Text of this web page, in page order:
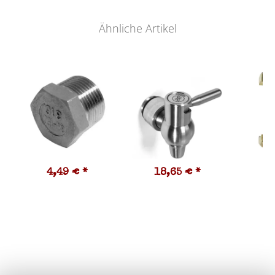
Ähnliche Artikel
4,49 € * 18,65 € *